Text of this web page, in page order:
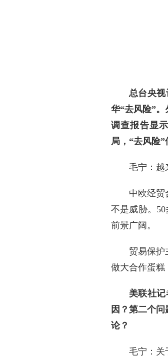
总台央
华“去风险”
调查报告显
局，“去风险
毛宁：越
中欧经贸
不是威胁。
前景广阔。
贸易保护
做大合作蛋糕
美联社
因？第二个
论？
毛宁：关